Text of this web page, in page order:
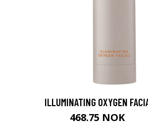
ILLUMINATING OXYGEN
468.75 NOK